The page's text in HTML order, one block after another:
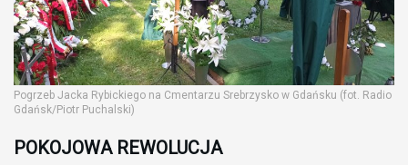
Pogrzeb Jacka Rybickiego na Cmentarzu Srebrzysko w Gdańsku (fot. Radio
Gdańsk/Piotr Puchalski)
POKOJOWA REWOLUCJA